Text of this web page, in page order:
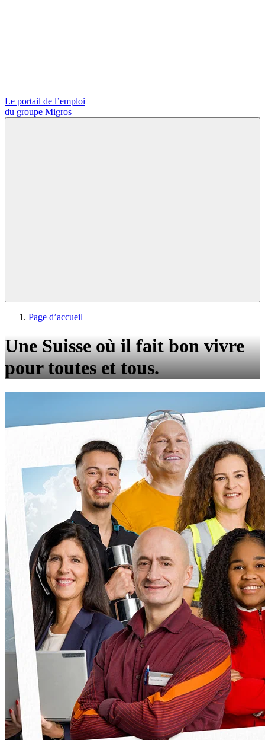
Le portail de l’emploi
du groupe Migros
Page d’accueil
Une Suisse où il fait bon vivre
pour toutes et tous.